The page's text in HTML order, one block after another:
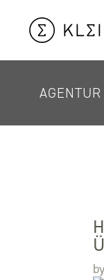
AGENTUR
by